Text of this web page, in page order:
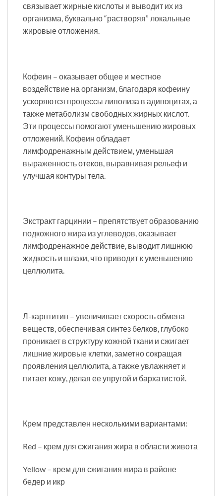
связывает жирные кислоты и выводит их из
организма, буквально “растворяя” локальные
жировые отложения.
Кофеин – оказывает общее и местное
воздействие на организм, благодаря кофеину
ускоряются процессы липолиза в адипоцитах, а
также метаболизм свободных жирных кислот.
Эти процессы помогают уменьшению жировых
отложений. Кофеин обладает
лимфодренажным действием, уменьшая
выраженность отеков, выравнивая рельеф и
улучшая контуры тела.
Экстракт гарцинии – препятствует образованию
подкожного жира из углеводов, оказывает
лимфодренажное действие, выводит лишнюю
жидкость и шлаки, что приводит к уменьшению
целлюлита.
Л-карнтитин – увеличивает скорость обмена
веществ, обеспечивая синтез белков, глубоко
проникает в структуру кожной ткани и сжигает
лишние жировые клетки, заметно сокращая
проявления целлюлита, а также увлажняет и
питает кожу, делая ее упругой и бархатистой.
Крем представлен несколькими вариантами:
Red – крем для сжигания жира в области живота
Yellow – крем для сжигания жира в районе
бедер и икр